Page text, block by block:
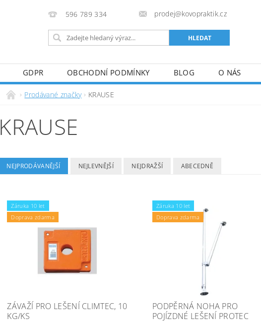
596 789 334 prodej@kovopraktik.cz
GDPR OBCHODNÍ PODMÍNKY BLOG O NÁS
Prodávané značky KRAUSE
KRAUSE
NEJPRODÁVANĚJŠÍ NEJLEVNĚJŠÍ NEJDRAŽŠÍ ABECEDNĚ
Záruka 10 let
Doprava zdarma
ZÁVAŽÍ PRO LEŠENÍ CLIMTEC, 10
KG/KS
Záruka 10 let
Doprava zdarma
PODPĚRNÁ NOHA PRO
POJÍZDNÉ LEŠENÍ PROTEC